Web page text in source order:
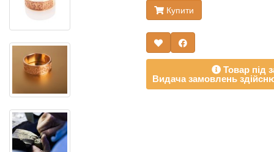
Купити
Товар під
Видача замовлень